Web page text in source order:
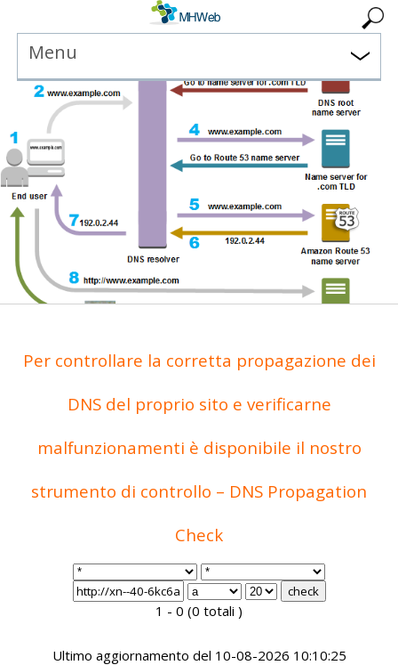
Menu
Per controllare la corretta propagazione dei
DNS del proprio sito e verificarne
malfunzionamenti è disponibile il nostro
strumento di controllo – DNS Propagation
Check
1 - 0 (0 totali )
Ultimo aggiornamento del 10-08-2026 10:10:25